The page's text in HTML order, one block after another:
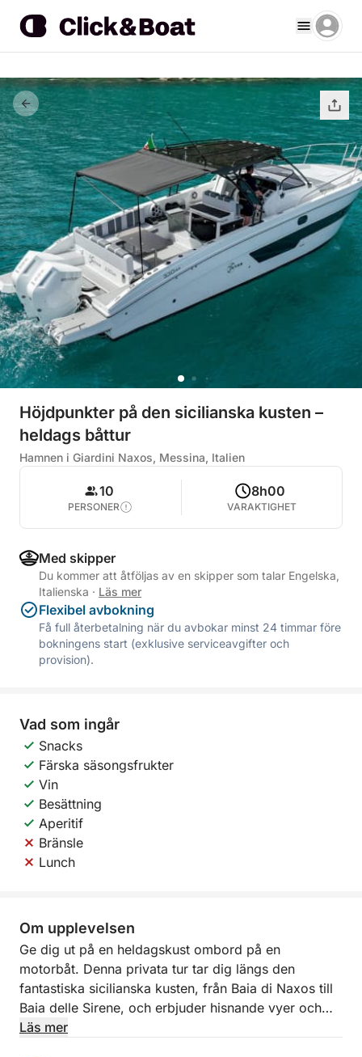
Höjdpunkter på den sicilianska kusten –
heldags båttur
Hamnen i Giardini Naxos, Messina, Italien
10
PERSONER
8h00
VARAKTIGHET
Med skipper
Du kommer att åtföljas av en skipper som talar Engelska,
Italienska · Läs mer
Flexibel avbokning
Få full återbetalning när du avbokar minst 24 timmar före
bokningens start (exklusive serviceavgifter och
provision).
Vad som ingår
Snacks
Färska säsongsfrukter
Vin
Besättning
Aperitif
Bränsle
Lunch
Om upplevelsen
Ge dig ut på en heldagskust ombord på en
motorbåt. Denna privata tur tar dig längs den
fantastiska sicilianska kusten, från Baia di Naxos till
Baia delle Sirene, och erbjuder hisnande vyer och
dolda pärlor.
Läs mer